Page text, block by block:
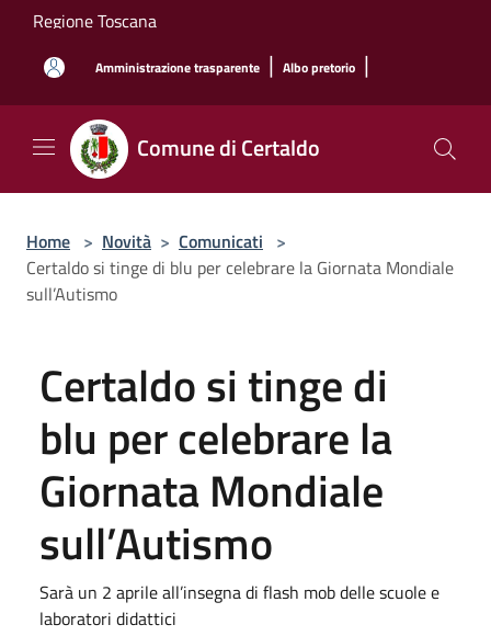
Salta al contenuto principale
Regione Toscana
Amministrazione trasparente | Albo pretorio |
Comune di Certaldo
Home > Novità > Comunicati >
Certaldo si tinge di blu per celebrare la Giornata Mondiale
sull’Autismo
Certaldo si tinge di
blu per celebrare la
Giornata Mondiale
sull’Autismo
Sarà un 2 aprile all’insegna di flash mob delle scuole e
laboratori didattici